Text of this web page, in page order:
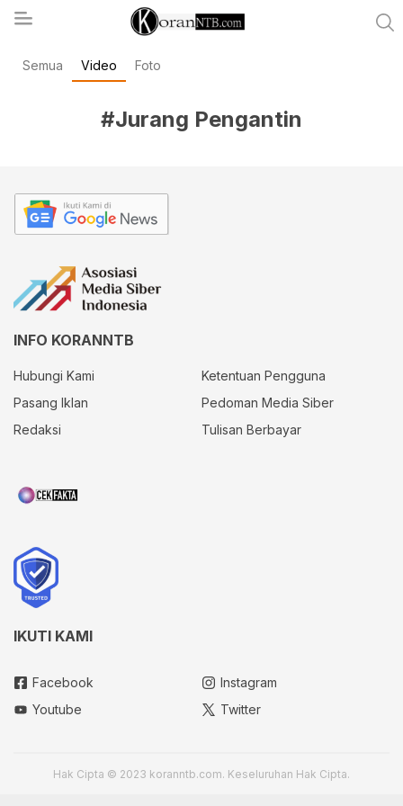
koranntb.com
Semua Video Foto
#Jurang Pengantin
INFO KORANNTB
Hubungi Kami
Ketentuan Pengguna
Pasang Iklan
Pedoman Media Siber
Redaksi
Tulisan Berbayar
IKUTI KAMI
Facebook
Instagram
Youtube
Twitter
Hak Cipta © 2023 koranntb.com. Keseluruhan Hak Cipta.